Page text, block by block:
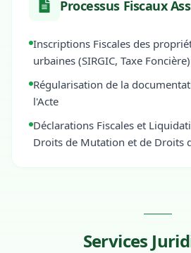
Processus Fiscaux
Inscriptions Fiscales des
urbaines (SIRGIC, Taxe Foncière)
Régularisation de la
l'Acte
Déclarations Fiscales et
Droits de Mutation et de Droits
Services